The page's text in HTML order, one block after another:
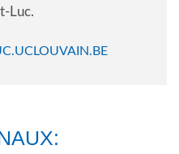
Luc.